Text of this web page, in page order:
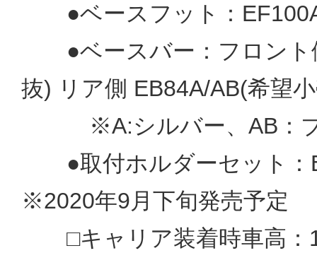
●ベースフット：
●ベースバー：フロント
抜) リア側 EB84A/AB(希望
※A:シルバー、AB：ブ
●取付ホルダーセット：
※2020年9月下旬発売予定
□キャリア装着時車高